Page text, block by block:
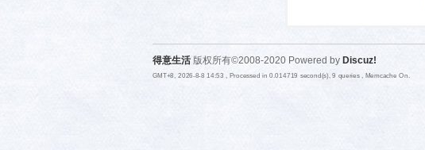
武汉
得意生活 版权所有©2008-2020 Powered by Discuz!
GMT+8, 2026-8-8 14:53 , Processed in 0.014719 second(s), 9 queries , Memcache On.